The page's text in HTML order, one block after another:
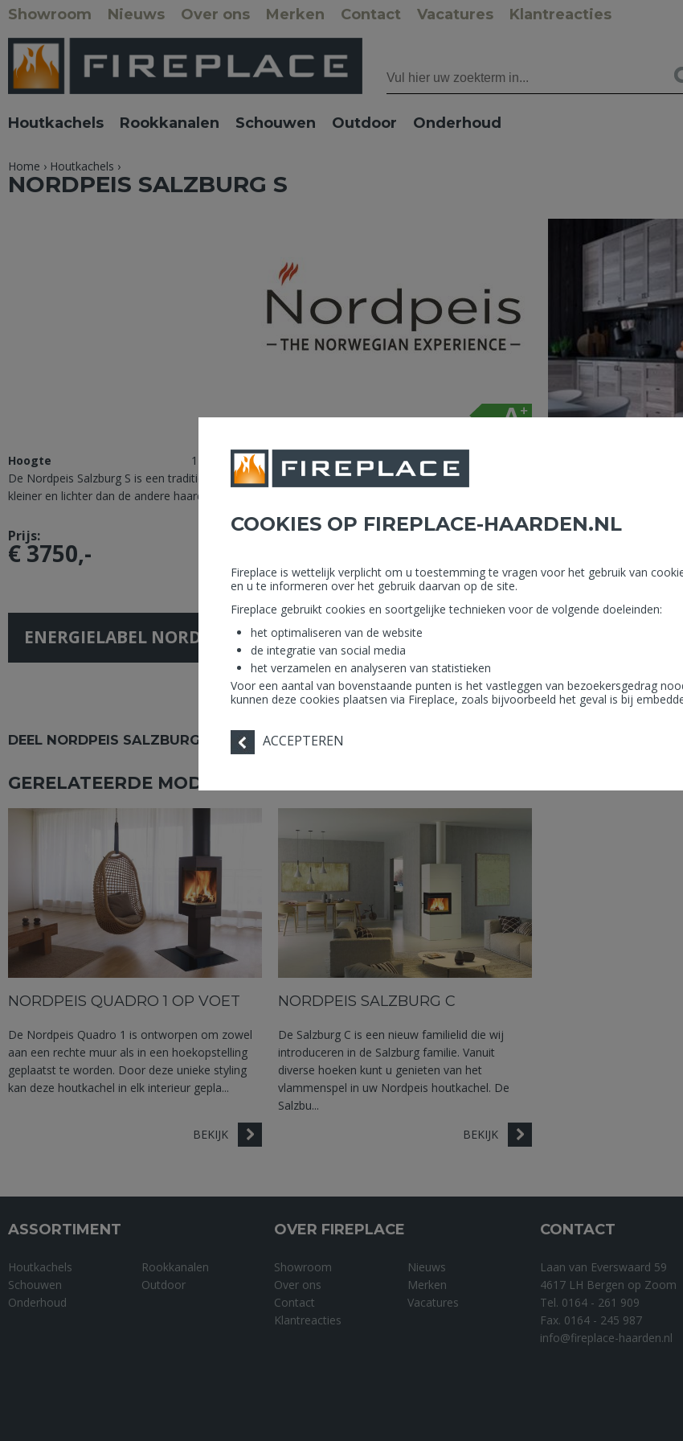
COOKIES OP FIREPLACE-HAARDEN.NL
Fireplace is wettelijk verplicht om u toestemming te vragen voor het gebruik van
en u te informeren over het gebruik daarvan op de site.
Fireplace gebruikt cookies en soortgelijke technieken voor de volgende doeleinden:
het optimaliseren van de website
de integratie van social media
het verzamelen en analyseren van statistieken
Voor een aantal van bovenstaande punten is het vastleggen van bezoekersgedrag
kunnen deze cookies plaatsen via Fireplace, zoals bijvoorbeeld het geval is bij
ACCEPTEREN
Showroom Nieuws Over ons Merken Contact Vacatures Klantreacties
Houtkachels Rookkanalen Schouwen Outdoor Onderhoud
Home › Houtkachels ›
NORDPEIS SALZBURG S
Hoogte 1120 mm Breedte
600 mm
De Nordpeis Salzburg S is een traditionele opslag haard uit de Salzburg collectie. De Salzburg S is
kleiner en lichter dan de andere haarden uit de Salzburg serie.
Prijs:
€ 3750,-
ENERGIELABEL NORDPEIS SALZBURG S
DEEL NORDPEIS SALZBURG S
GERELATEERDE MODELLEN UIT DE COLLECTIE
NORDPEIS QUADRO 1 OP VOET
De Nordpeis Quadro 1 is ontworpen om zowel
aan een rechte muur als in een hoekopstelling
geplaatst te worden. Door deze unieke styling
kan deze houtkachel in elk interieur gepla...
BEKIJK
NORDPEIS SALZBURG C
De Salzburg C is een nieuw familielid die wij
introduceren in de Salzburg familie. Vanuit
diverse hoeken kunt u genieten van het
vlammenspel in uw Nordpeis houtkachel. De
Salzbu...
BEKIJK
ASSORTIMENT
Houtkachels
Rookkanalen
Schouwen
Outdoor
Onderhoud
OVER FIREPLACE
Showroom
Nieuws
Over ons
Merken
Contact
Vacatures
Klantreacties
CONTACT
Laan van Everswaard 59
4617 LH Bergen op Zoom
Tel. 0164 - 261 909
Fax. 0164 - 245 987
info@fireplace-haarden.nl